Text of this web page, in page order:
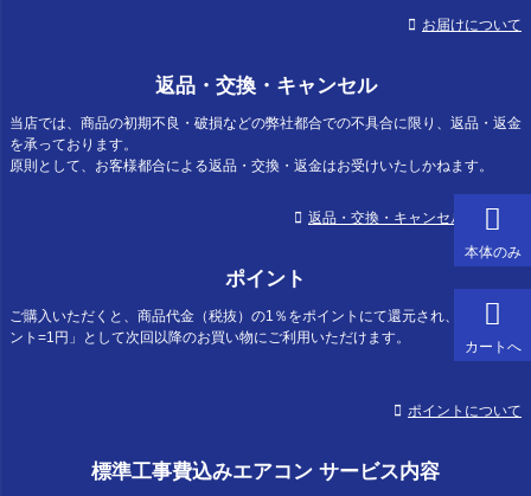
カートへ
本体のみ
お届けについて
返品・交換・キャンセル
当店では、商品の初期不良・破損などの弊社都合での不具合に限り、返品・返金
を承っております。
原則として、お客様都合による返品・交換・返金はお受けいたしかねます。
返品・交換・キャンセルについて
ポイント
ご購入いただくと、商品代金（税抜）の1％をポイントにて還元され、「1ポイ
ント=1円」として次回以降のお買い物にご利用いただけます。
ポイントについて
標準工事費込みエアコン サービス内容